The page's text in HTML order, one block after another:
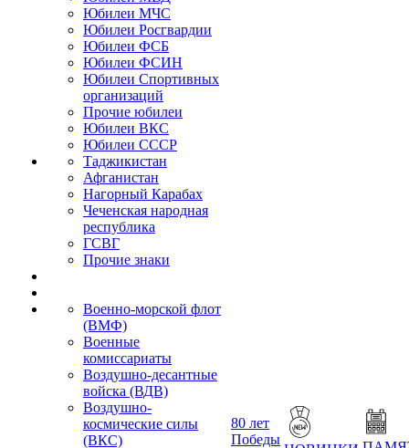
Юбилеи МЧС
Юбилеи Росгвардии
Юбилеи ФСБ
Юбилеи ФСИН
Юбилеи Спортивных
организаций
Прочие юбилеи
Юбилеи ВКС
Юбилеи СССР
Таджикистан
Афганистан
Нагорный Карабах
Чеченская народная
республика
ГСВГ
Прочие знаки
Военно-морской флот
(ВМФ)
Военные
комиссариаты
Воздушно-десантные
войска (ВДВ)
Воздушно-
космические силы
(ВКС)
80 лет
Победы